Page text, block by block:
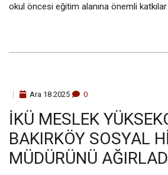
okul öncesi eğitim alanına önemli
Ara 18 2025 0
İKÜ MESLEK
BAKIRKÖY SOSYAL
MÜDÜRÜNÜ